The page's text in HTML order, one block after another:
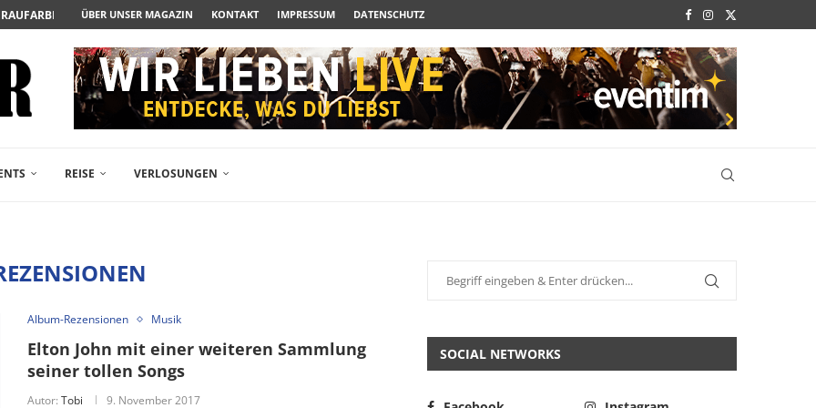
DER BESONDEREN ART
ZUM ALBTRAUM WIRD
FREIKARTEN- UND...
ACTION-BLOCKBUSTER...
POLARSTERN...
JETZT AUF DVD...
ROMCOM AUS 1963...
ÜBER UNSER MAGAZIN KONTAKT IMPRESSUM DATENSCHUTZ
REISE VERLOSUNGEN
Album-Rezensionen Musik
Elton John mit einer weiteren Sammlung
seiner tollen Songs
Autor: Tobi 9. November 2017
SOCIAL NETWORKS